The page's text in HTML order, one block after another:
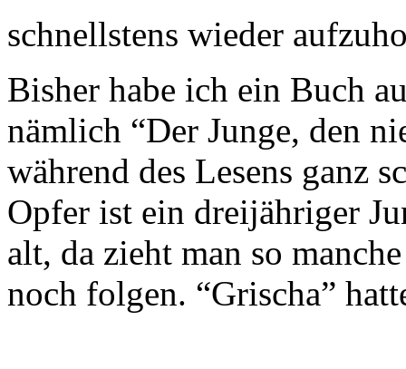
schnellstens wieder
Bisher habe ich ein Buch
nämlich “Der Junge, den
während des Lesens ganz
Opfer ist ein dreijähriger
alt, da zieht man so
noch folgen. “Grischa”